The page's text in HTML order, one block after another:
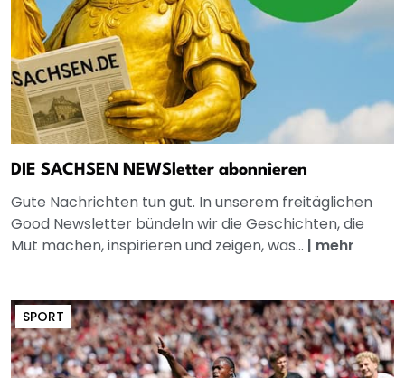
DIE SACHSEN NEWSletter abonnieren
Gute Nachrichten tun gut. In unserem freitäglichen
Good Newsletter bündeln wir die Geschichten, die
Mut machen, inspirieren und zeigen, was... | mehr
SPORT